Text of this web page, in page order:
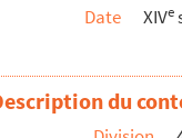
in theologia et
de Spineto clero
Minorum, frater Ar.
frater Arnaldus
Date
XIVe
du